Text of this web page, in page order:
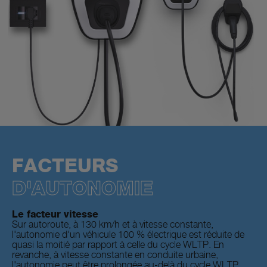
FACTEURS
D'AUTONOMIE
Le facteur vitesse
Sur autoroute, à 130 km/h et à vitesse constante,
l'autonomie d'un véhicule 100 % électrique est réduite de
quasi la moitié par rapport à celle du cycle WLTP. En
revanche, à vitesse constante en conduite urbaine,